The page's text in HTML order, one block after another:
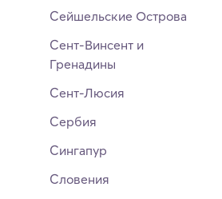
Сейшельские Острова
Сент-Винсент и
Гренадины
Сент-Люсия
Сербия
Сингапур
Словения